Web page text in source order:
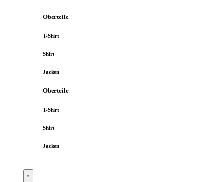
Oberteile
T-Shirt
Shirt
Jacken
Oberteile
T-Shirt
Shirt
Jacken